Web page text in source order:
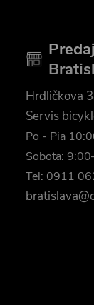
Hrdličkova
Servis
Po - Pia
Sobota:
Tel: 0911